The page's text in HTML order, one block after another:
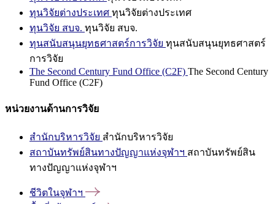
ทุนวิจัยต่างประเทศ ทุนวิจัยต่างประเทศ
ทุนวิจัย สบจ. ทุนวิจัย สบจ.
ทุนสนับสนุนยุทธศาสตร์การวิจัย ทุนสนับสนุนยุทธศาสตร์
การวิจัย
The Second Century Fund Office (C2F) The Second Century
Fund Office (C2F)
หน่วยงานด้านการวิจัย
สำนักบริหารวิจัย สำนักบริหารวิจัย
สถาบันทรัพย์สินทางปัญญาแห่งจุฬาฯ สถาบันทรัพย์สิน
ทางปัญญาแห่งจุฬาฯ
ชีวิตในจุฬาฯ